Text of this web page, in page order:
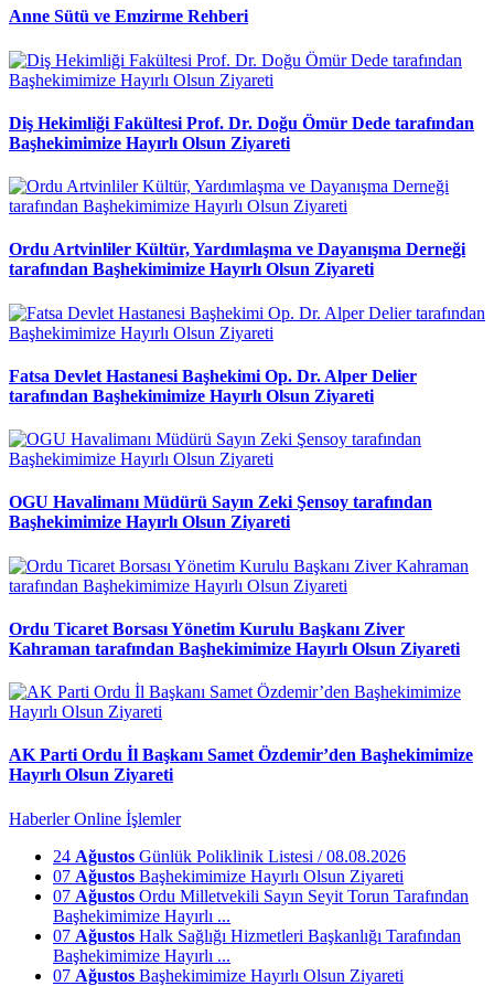
Anne Sütü ve Emzirme Rehberi
Diş Hekimliği Fakültesi Prof. Dr. Doğu Ömür Dede tarafından
Başhekimimize Hayırlı Olsun Ziyareti
Ordu Artvinliler Kültür, Yardımlaşma ve Dayanışma Derneği
tarafından Başhekimimize Hayırlı Olsun Ziyareti
Fatsa Devlet Hastanesi Başhekimi Op. Dr. Alper Delier
tarafından Başhekimimize Hayırlı Olsun Ziyareti
OGU Havalimanı Müdürü Sayın Zeki Şensoy tarafından
Başhekimimize Hayırlı Olsun Ziyareti
Ordu Ticaret Borsası Yönetim Kurulu Başkanı Ziver
Kahraman tarafından Başhekimimize Hayırlı Olsun Ziyareti
AK Parti Ordu İl Başkanı Samet Özdemir’den Başhekimimize
Hayırlı Olsun Ziyareti
HaberlerOnline İşlemler
24 Ağustos Günlük Poliklinik Listesi / 08.08.2026
07 Ağustos Başhekimimize Hayırlı Olsun Ziyareti
07 Ağustos Ordu Milletvekili Sayın Seyit Torun Tarafından
Başhekimimize Hayırlı ...
07 Ağustos Halk Sağlığı Hizmetleri Başkanlığı Tarafından
Başhekimimize Hayırlı ...
07 Ağustos Başhekimimize Hayırlı Olsun Ziyareti